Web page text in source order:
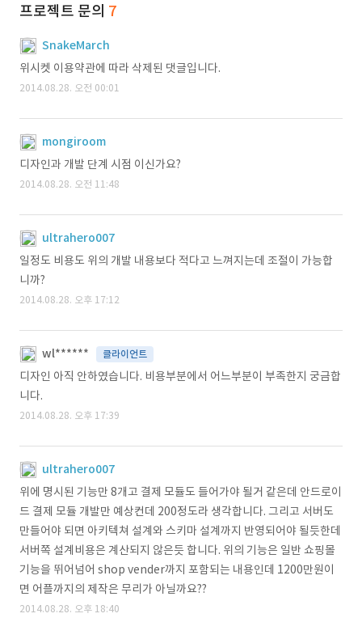
프로젝트 문의 7
SnakeMarch
위시켓 이용약관에 따라 삭제된 댓글입니다.
2014.08.28. 오전 00:01
mongiroom
디자인과 개발 단계 시점 이신가요?
2014.08.28. 오전 11:48
ultrahero007
일정도 비용도 위의 개발 내용보다 적다고 느껴지는데 조절이 가능합
니까?
2014.08.28. 오후 17:12
wl****** 클라이언트
디자인 아직 안하였습니다. 비용부분에서 어느부분이 부족한지 궁금합
니다.
2014.08.28. 오후 17:39
ultrahero007
위에 명시된 기능만 8개고 결제 모듈도 들어가야 될거 같은데 안드로이
드 결제 모듈 개발만 예상컨데 200정도라 생각합니다. 그리고 서버도
만들어야 되면 아키텍쳐 설계와 스키마 설계까지 반영되어야 될듯한데
서버쪽 설계비용은 계산되지 않은듯 합니다. 위의 기능은 일반 쇼핑몰
기능을 뛰어넘어 shop vender까지 포함되는 내용인데 1200만원이
면 어플까지의 제작은 무리가 아닐까요??
2014.08.28. 오후 18:40